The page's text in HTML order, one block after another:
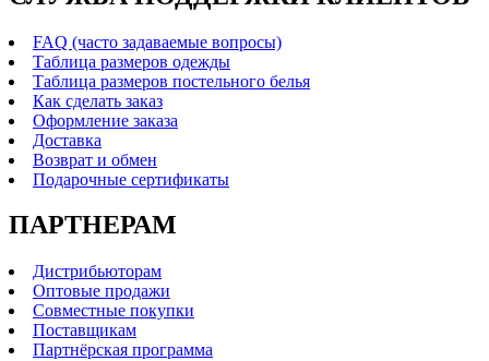
FAQ (часто задаваемые вопросы)
Таблица размеров одежды
Таблица размеров постельного белья
Как сделать заказ
Оформление заказа
Доставка
Возврат и обмен
Подарочные сертификаты
ПАРТНЕРАМ
Дистрибьюторам
Оптовые продажи
Совместные покупки
Поставщикам
Партнёрская программа